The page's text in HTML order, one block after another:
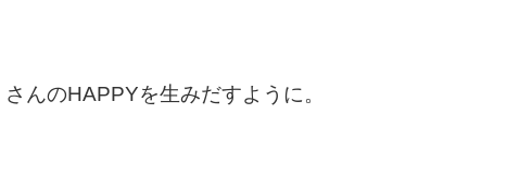
んのHAPPYを生みだすように。